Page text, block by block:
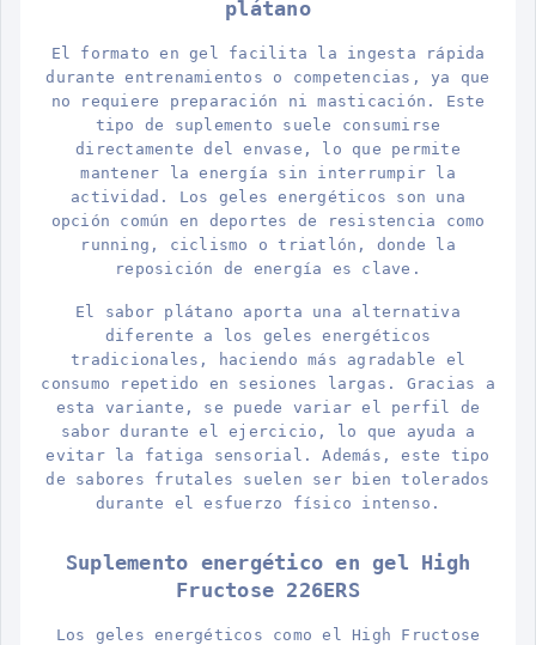
plátano
El formato en gel facilita la ingesta rápida
durante entrenamientos o competencias, ya que
no requiere preparación ni masticación. Este
tipo de suplemento suele consumirse
directamente del envase, lo que permite
mantener la energía sin interrumpir la
actividad. Los geles energéticos son una
opción común en deportes de resistencia como
running, ciclismo o triatlón, donde la
reposición de energía es clave.
El sabor plátano aporta una alternativa
diferente a los geles energéticos
tradicionales, haciendo más agradable el
consumo repetido en sesiones largas. Gracias a
esta variante, se puede variar el perfil de
sabor durante el ejercicio, lo que ayuda a
evitar la fatiga sensorial. Además, este tipo
de sabores frutales suelen ser bien tolerados
durante el esfuerzo físico intenso.
Suplemento energético en gel High
Fructose 226ERS
Los geles energéticos como el High Fructose